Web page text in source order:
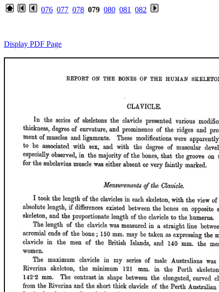
076 077 078 079 080 081 082
Display PDF Page